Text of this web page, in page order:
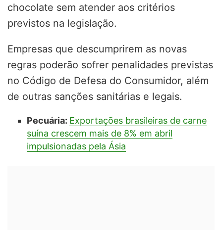
chocolate sem atender aos critérios
previstos na legislação.
Empresas que descumprirem as novas
regras poderão sofrer penalidades previstas
no Código de Defesa do Consumidor, além
de outras sanções sanitárias e legais.
Pecuária: Exportações brasileiras de carne
suína crescem mais de 8% em abril
impulsionadas pela Ásia